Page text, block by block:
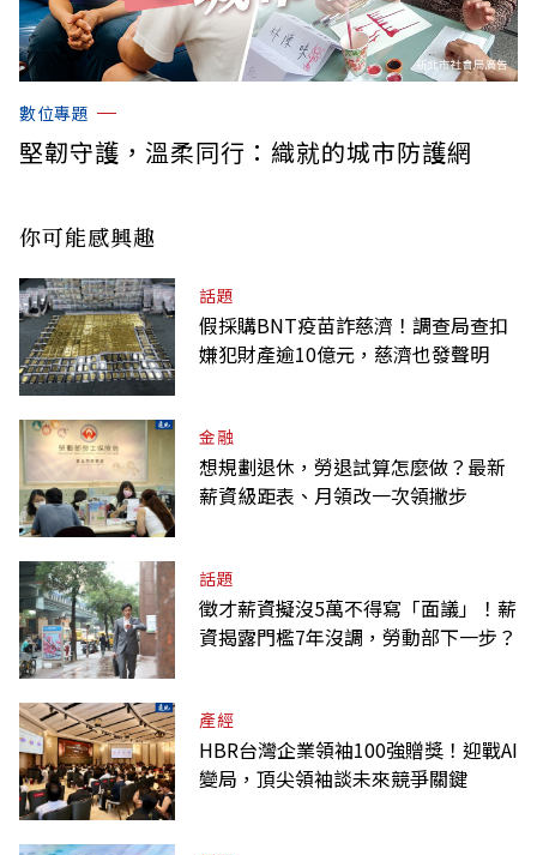
數位專題
堅韌守護，溫柔同行：織就的城市防護網
你可能感興趣
話題
假採購BNT疫苗詐慈濟！調查局查扣
嫌犯財產逾10億元，慈濟也發聲明
金融
想規劃退休，勞退試算怎麼做？最新
薪資級距表、月領改一次領撇步
話題
徵才薪資擬沒5萬不得寫「面議」！薪
資揭露門檻7年沒調，勞動部下一步？
產經
HBR台灣企業領袖100強贈獎！迎戰AI
變局，頂尖領袖談未來競爭關鍵